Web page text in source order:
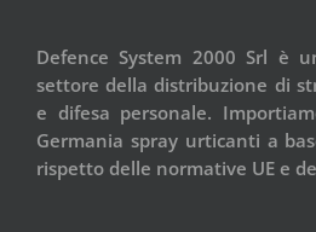
Defence System 2000 Srl è
settore della distribuzione di
e difesa personale.
Germania spray urticanti a
rispetto delle normative UE e